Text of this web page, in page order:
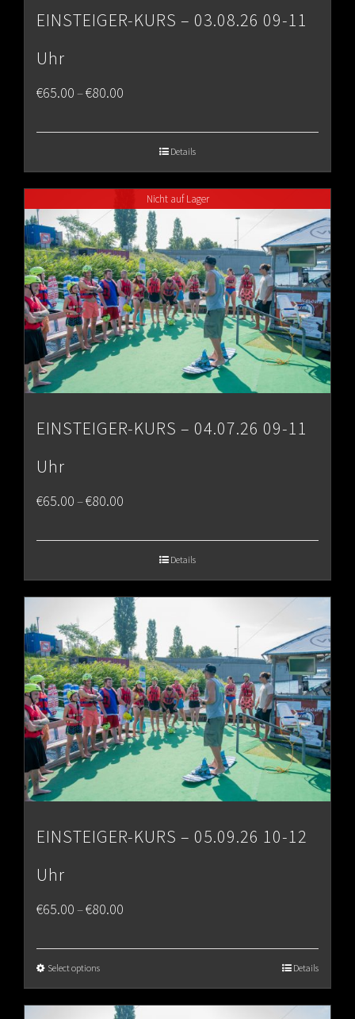
EINSTEIGER-KURS – 03.08.26 09-11
Uhr
€65.00–€80.00
€80.00
Details
Nicht auf Lager
EINSTEIGER-KURS – 04.07.26 09-11
Uhr
€65.00–€80.00
€80.00
Details
EINSTEIGER-KURS – 05.09.26 10-12
Uhr
€65.00–€80.00
Select options Details